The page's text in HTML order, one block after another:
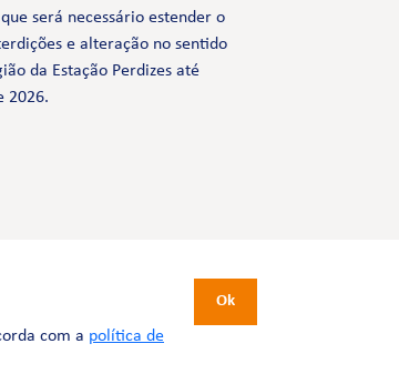
será necessário estender o
e alteração no sentido
da Estação Perdizes até
2026.
com a política de
Ok